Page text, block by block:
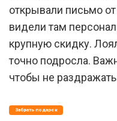
открывали письмо
видели там
крупную скидку.
точно подросла.
чтобы не раздражать
Забрать подарок